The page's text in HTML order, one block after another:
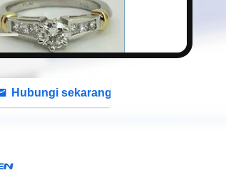
Hubungi sekarang